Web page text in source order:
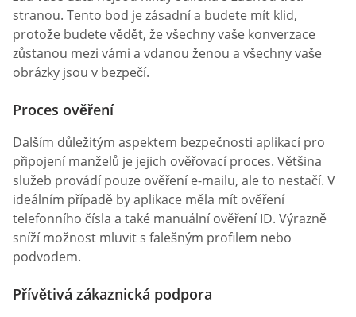
stranou. Tento bod je zásadní a budete mít klid,
protože budete vědět, že všechny vaše konverzace
zůstanou mezi vámi a vdanou ženou a všechny vaše
obrázky jsou v bezpečí.
Proces ověření
Dalším důležitým aspektem bezpečnosti aplikací pro
připojení manželů je jejich ověřovací proces. Většina
služeb provádí pouze ověření e-mailu, ale to nestačí. V
ideálním případě by aplikace měla mít ověření
telefonního čísla a také manuální ověření ID. Výrazně
sníží možnost mluvit s falešným profilem nebo
podvodem.
Přívětivá zákaznická podpora